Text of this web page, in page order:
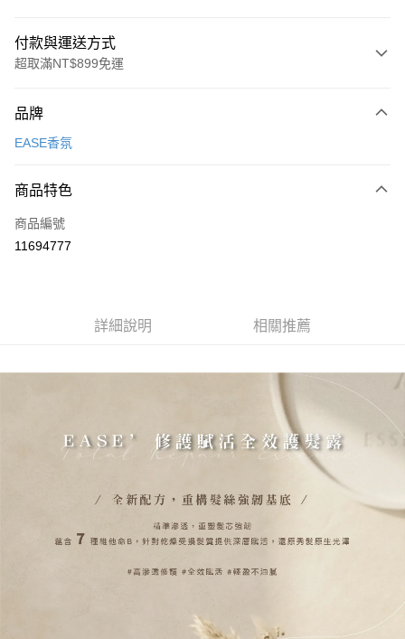
付款與運送方式
超取滿NT$899免運
信用卡一次付款
Apple Pay
街口支付
1.本服務由台灣大哥大提供，台灣大哥大用戶可立即使用無須另外申請。
2.付款方式選擇「大哥付你分期」，訂單成立後會自動跳轉到大哥付的交易
流程，驗證手機門號後，選擇欲分期的期數、繳款截止日，確認付款後即完
3.實際核准額度、可分期數及費用金額請依後續交易確認頁面所載為準。
4.訂單成立30分鐘內，如未前往確認交易或遇審核未通過，訂單將自動取
消。如遇「轉專審核」未通過狀況，表示未達大哥付你分期系統評分，恕無
法說明評估內容。
【繳款方式說明】
相關說明
【關於「AFTEE先享後付」】
AFTEE先享後付是「在收到商品之後才付款」的支付方式。 讓您購物簡單
１．簡單：不需註冊會員、不需綁卡、不需儲值。
２．便利：只要手機號碼，簡訊認證，即可結帳。
３．安心：先確認商品／服務後，再付款。
【「AFTEE先享後付」結帳流程】
２．訂單成立數日內，您將收到繳費通知簡訊。
３．收到繳費通知簡訊後14天內，點擊此簡訊中的連結，可透過四大超商／
付款後全家取貨
每筆NT$70，滿NT$899(含以上)免運費
每筆NT$70，滿NT$899(含以上)免運費
品牌
EASE香氛
商品特色
商品編號
11694777
詳細說明 相關推薦